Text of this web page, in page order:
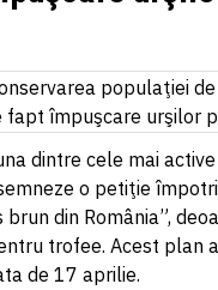
1 PLN=
1 RSD =
1 RUB=
1 SEK=
=
1 UAH=
1 XDR=
1 ZAR =
dintre cele mai
o petiţie
din România”,
trofee. Acest plan
de 17 aprilie.